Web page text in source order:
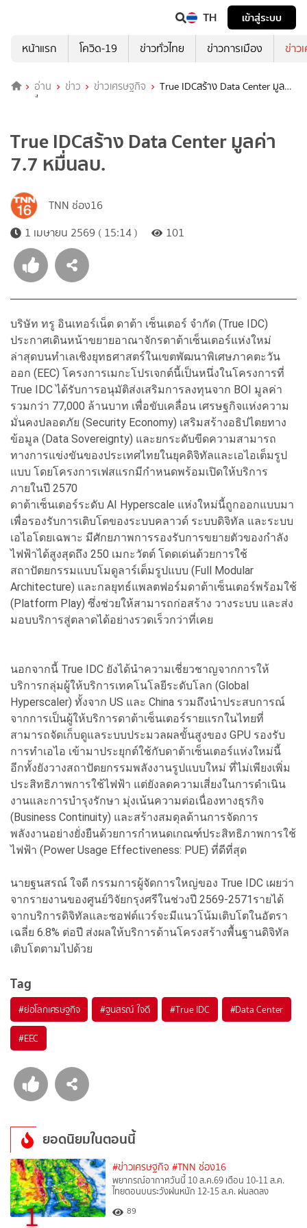
TH
เข้าสู่ระบบ
หน้าแรก
โควิด-19 ข่าวทั่วไทย ข่าวการเมือง ข่าว
อ่าน ข่าว ข่าวเศรษฐกิจ
True IDCสร้าง Data Center มูลค่า
7.7 หมื่นลบ.
True IDCสร้าง Data Center มูลค่า
7.7 หมื่นลบ.
TNN ช่อง16
1 เมษายน 2569 ( 15:14 )
101
บริษัท ทรู อินเทอร์เน็ต ดาต้า เซ็นเตอร์ จำกัด (True IDC)
ประกาศเดินหน้าขยายอาณาจักรดาต้าเซ็นเตอร์แห่งใหม่
ล่าสุดบนทำเลเชิงยุทธศาสตร์ในเขตพัฒนาพิเศษภาคตะวัน
ออก (EEC) โครงการเมกะโปรเจกต์นี้เป็นหนึ่งในโครงการที่
True IDC ได้รับการอนุมัติส่งเสริมการลงทุนจาก BOI มูลค่า
รวมกว่า 77,000 ล้านบาท เพื่อขับเคลื่อน เศรษฐกิจแห่งความ
มั่นคงปลอดภัย (Security Economy) เสริมสร้างอธิปไตยทาง
ข้อมูล (Data Sovereignty) และยกระดับขีดความสามารถ
ทางการแข่งขันของประเทศไทยในยุคดิจิทัลและเอไอเต็มรูป
แบบ โดยโครงการเฟสแรกมีกำหนดพร้อมเปิดให้บริการ
ภายในปี 2570
ดาต้าเซ็นเตอร์ระดับ AI Hyperscale แห่งใหม่นี้ถูกออกแบบมา
เพื่อรองรับการเติบโตของระบบคลาวด์ ระบบดิจิทัล และระบบ
เอไอโดยเฉพาะ มีศักยภาพการรองรับการขยายตัวของกำลัง
ไฟฟ้าได้สูงสุดถึง 250 เมกะวัตต์ โดดเด่นด้วยการใช้
สถาปัตยกรรมแบบโมดูลาร์เต็มรูปแบบ (Full Modular
Architecture) และกลยุทธ์แพลตฟอร์มดาต้าเซ็นเตอร์พร้อมใช้
(Platform Play) ซึ่งช่วยให้สามารถก่อสร้าง วางระบบ และส่ง
มอบบริการสู่ตลาดได้อย่างรวดเร็วกว่าที่เคย
นอกจากนี้ True IDC ยังได้นำความเชี่ยวชาญจากการให้
บริการกลุ่มผู้ให้บริการเทคโนโลยีระดับโลก (Global
Hyperscaler) ทั้งจาก US และ China รวมถึงนำประสบการณ์
จากการเป็นผู้ให้บริการดาต้าเซ็นเตอร์รายแรกในไทยที่
สามารถจัดเก็บดูแลระบบประมวลผลขั้นสูงของ GPU รองรับ
การทำเอไอ เข้ามาประยุกต์ใช้กับดาต้าเซ็นเตอร์แห่งใหม่นี้
อีกทั้งยังวางสถาปัตยกรรมพลังงานรูปแบบใหม่ ที่ไม่เพียงเพิ่ม
ประสิทธิภาพการใช้ไฟฟ้า แต่ยังลดความเสี่ยงในการดำเนิน
งานและการบำรุงรักษา มุ่งเน้นความต่อเนื่องทางธุรกิจ
(Business Continuity) และสร้างสมดุลด้านการจัดการ
พลังงานอย่างยั่งยืนด้วยการกำหนดเกณฑ์ประสิทธิภาพการใช้
ไฟฟ้า (Power Usage Effectiveness: PUE) ที่ดีที่สุด
นายฐนสรณ์ ใจดี กรรมการผู้จัดการใหญ่ของ True IDC เผยว่า
จากรายงานของศูนย์วิจัยกรุงศรีในช่วงปี 2569-2571รายได้
จากบริการดิจิทัลและซอฟต์แวร์จะมีแนวโน้มเติบโตในอัตรา
เฉลี่ย 6.8% ต่อปี ส่งผลให้บริการด้านโครงสร้างพื้นฐานดิจิทัล
เติบโตตามไปด้วย
Tag
#ย่อโลกเศรษฐกิจ #ฐนสรณ์ ใจดี #True IDC #Data Center
#EEC
ยอดนิยมในตอนนี้
1
#ข่าวเศรษฐกิจ #TNN ช่อง16
พยากรณ์อากาศวันนี้ 10 ส.ค.69 เตือน 10-11 ส.ค.
ไทยตอนบนระวังฝนหนัก 12-15 ส.ค. ฝนลดลง
89